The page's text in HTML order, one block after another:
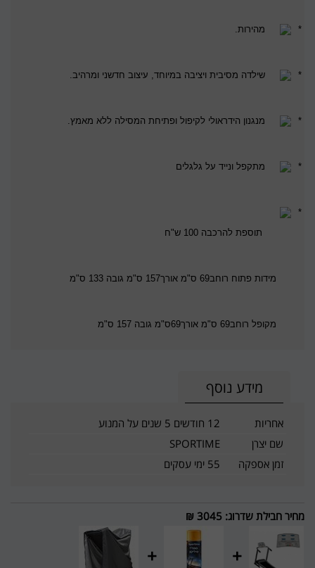
מהירות.
שילדה מסיבית ויציבה במיוחד, עיצוב חדשני ומרהיב.
מנגנון הידראולי לקיפול ופתיחת המסילה ללא מאמץ.
מתקפל ונייד על גלגלים
מידע נוסף
אחריות
12 חודשים 5 שנים על המנוע
שם יצרן
SPORTIME
זמן אספקה
55 ימי עסקים
מחיר חבילת שדרוג:
3045 ₪
+
+